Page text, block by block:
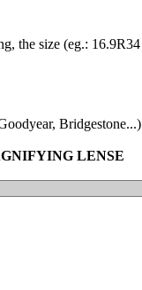
the size (eg.: 16.9R34
Bridgestone...)
LENSE